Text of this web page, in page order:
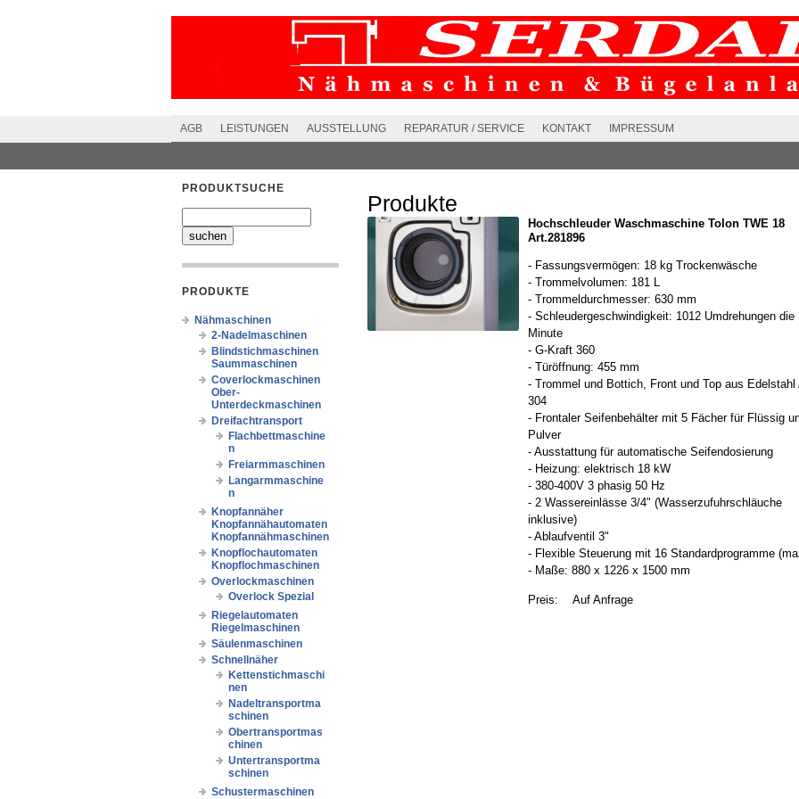
AGB LEISTUNGEN AUSSTELLUNG REPARATUR / SERVICE KONTAKT IMPRESSUM
PRODUKTSUCHE
PRODUKTE
Nähmaschinen
2-Nadelmaschinen
Blindstichmaschinen
Saummaschinen
Coverlockmaschinen
Ober-
Unterdeckmaschinen
Dreifachtransport
Flachbettmaschine
n
Freiarmmaschinen
Langarmmaschine
n
Knopfannäher
Knopfannähautomaten
Knopfannähmaschinen
Knopflochautomaten
Knopflochmaschinen
Overlockmaschinen
Overlock Spezial
Riegelautomaten
Riegelmaschinen
Säulenmaschinen
Schnellnäher
Kettenstichmaschi
nen
Nadeltransportma
schinen
Obertransportmas
chinen
Untertransportma
schinen
Schustermaschinen
Produkte
Hochschleuder Waschmaschine Tolon TWE 18
Art.281896
- Fassungsvermögen: 18 kg Trockenwäsche
- Trommelvolumen: 181 L
- Trommeldurchmesser: 630 mm
- Schleudergeschwindigkeit: 1012 Umdrehungen die
Minute
- G-Kraft 360
- Türöffnung: 455 mm
- Trommel und Bottich, Front und Top aus Edelstahl
304
- Frontaler Seifenbehälter mit 5 Fächer für Flüssig
Pulver
- Ausstattung für automatische Seifendosierung
- Heizung: elektrisch 18 kW
- 380-400V 3 phasig 50 Hz
- 2 Wassereinlässe 3/4" (Wasserzufuhrschläuche
inklusive)
- Ablaufventil 3"
- Flexible Steuerung mit 16 Standardprogramme
- Maße: 880 x 1226 x 1500 mm
Auf Anfrage
Preis: